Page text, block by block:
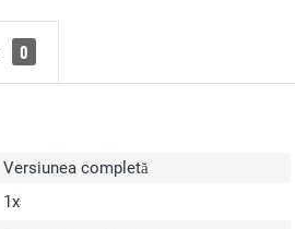
0
Versiunea completă
1x